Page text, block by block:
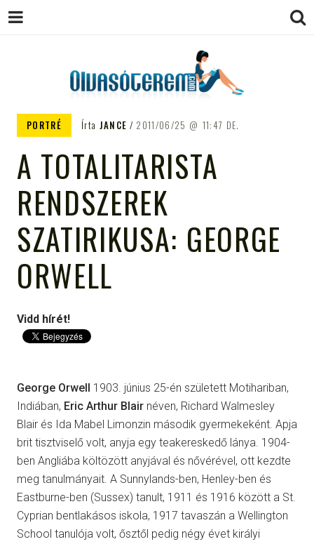
OLVASÓTEREM.COM – AZ
TÁMOGATÓJA
PORTRÉ Írta JANCE 2011/06/25 11:47 DE.
A TOTALITARISTA
RENDSZEREK
SZATIRIKUSA: GEORGE
ORWELL
Vidd hírét!
George Orwell 1903. június 25-én született Motihariban,
Indiában, Eric Arthur Blair néven, Richard Walmesley
Blair és Ida Mabel Limonzin második gyermekeként. Apja
brit tisztviselő volt, anyja egy teakereskedő lánya. 1904-
ben Angliába költözött anyjával és nővérével, ott kezdte
meg tanulmányait. A Sunnylands-ben, Henley-ben és
Eastburne-ben (Sussex) tanult, 1911 és 1916 között a St.
Cyprian bentlakásos iskola, 1917 tavaszán a Wellington
School tanulója volt, ősztől pedig négy évet királyi